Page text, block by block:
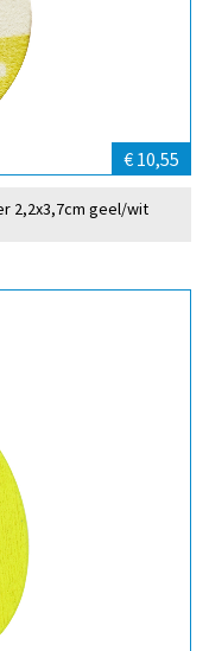
€ 10,55
2,2x3,7cm geel/wit